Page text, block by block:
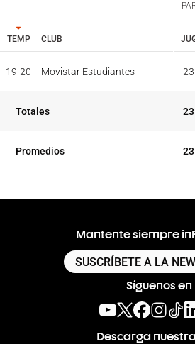
TEMP CLUB
TEMP
PAR
19-20 Movistar Estudiantes 23
Totales 23
Promedios 23
Mantente siempre
SUSCRÍBETE A LA
Síguenos en
Descarga